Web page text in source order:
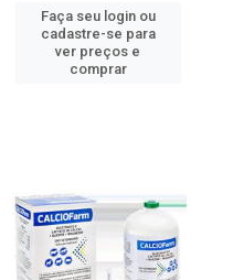
Faça seu login ou
cadastre-se para
ver preços e
comprar